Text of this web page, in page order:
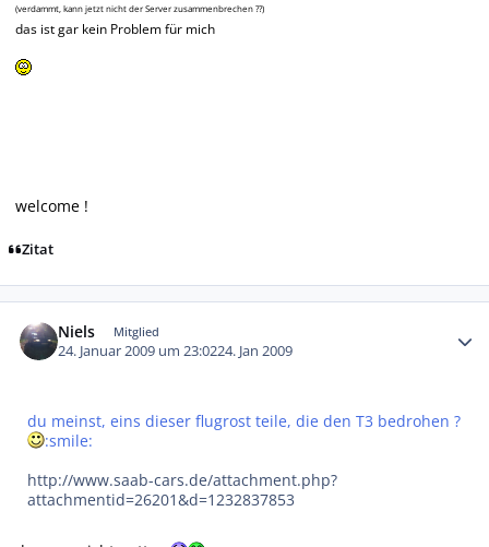
(verdammt, kann jetzt nicht der Server zusammenbrechen ??)
das ist gar kein Problem für mich
welcome !
Zitat
Niels Mitglied
24. Januar 2009 um 23:0224. Jan 2009
du meinst, eins dieser flugrost teile, die den T3 bedrohen ?
:smile:
http://www.saab-cars.de/attachment.php?
attachmentid=26201&d=1232837853